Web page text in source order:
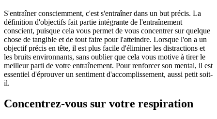
S'entraîner consciemment, c'est s'entraîner dans un but précis. La
définition d'objectifs fait partie intégrante de l'entraînement
conscient, puisque cela vous permet de vous concentrer sur quelque
chose de tangible et de tout faire pour l'atteindre. Lorsque l'on a un
objectif précis en tête, il est plus facile d'éliminer les distractions et
les bruits environnants, sans oublier que cela vous motive à tirer le
meilleur parti de votre entraînement. Pour renforcer son mental, il est
essentiel d'éprouver un sentiment d'accomplissement, aussi petit soit-
il.
Concentrez-vous sur votre respiration